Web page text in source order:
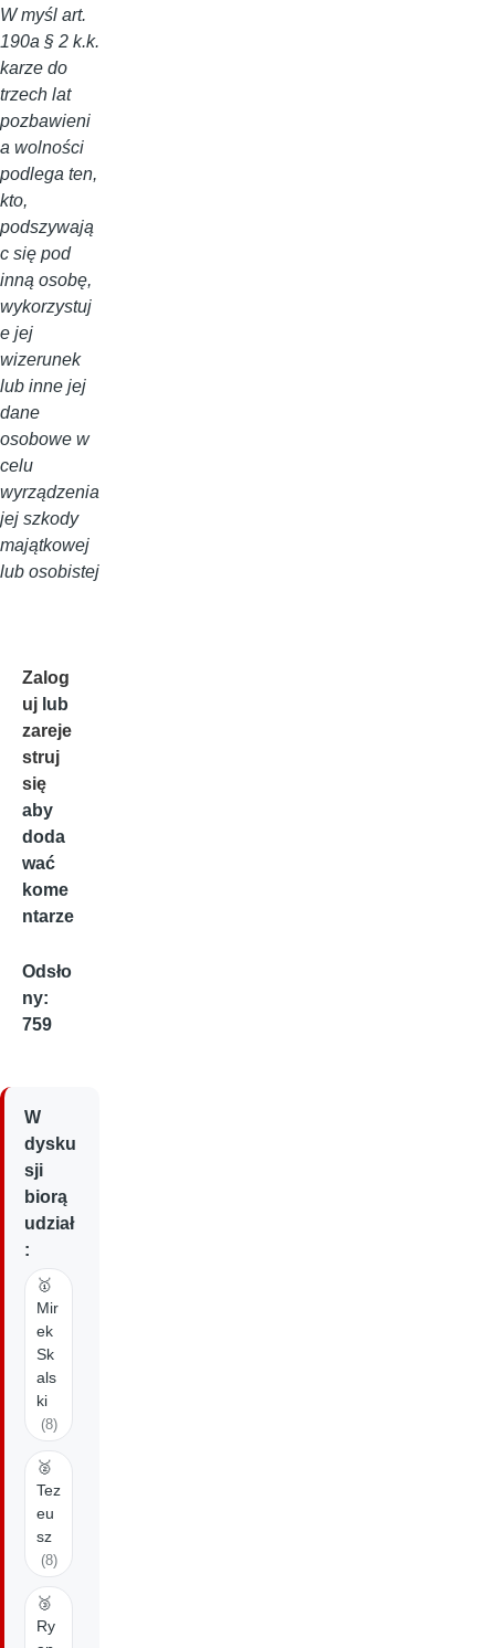
W myśl art.
190a § 2 k.k.
karze do
trzech lat
pozbawieni
a wolności
podlega ten,
kto,
podszywają
c się pod
inną osobę,
wykorzystuj
e jej
wizerunek
lub inne jej
dane
osobowe w
celu
wyrządzenia
jej szkody
majątkowej
lub osobistej
Zalog
uj lub
zareje
struj
się
aby
doda
wać
kome
ntarze
Odsło
ny:
759
W
dysku
sji
biorą
udział
:
🥇
Mir
ek
Sk
als
ki
(8)
🥈
Tez
eu
sz
(8)
🥉
Ry